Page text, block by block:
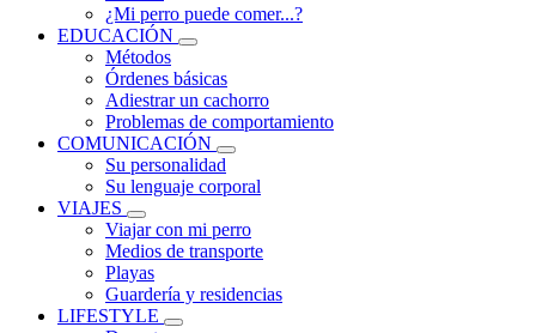
¿Mi perro puede comer...?
EDUCACIÓN
Métodos
Órdenes básicas
Adiestrar un cachorro
Problemas de comportamiento
COMUNICACIÓN
Su personalidad
Su lenguaje corporal
VIAJES
Viajar con mi perro
Medios de transporte
Playas
Guardería y residencias
LIFESTYLE